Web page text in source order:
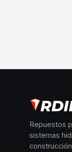
Repuestos
sistemas